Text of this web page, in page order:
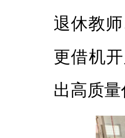
退休教
更借机
出高质